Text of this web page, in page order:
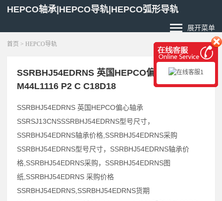
HEPCO轴承|HEPCO导轨|HEPCO弧形导轨
展开菜单
首页 > HEPCO导轨
SSRBHJ54EDRNS 英国HEPCO偏心轴承
M44L1116 P2 C C18D18
SSRBHJ54EDRNS 英国HEPCO偏心轴承
SSRSJ13CNSSSRBHJ54EDRNS型号尺寸，
SSRBHJ54EDRNS轴承价格,SSRBHJ54EDRNS采购
SSRBHJ54EDRNS型号尺寸，SSRBHJ54EDRNS轴承价
格,SSRBHJ54EDRNS采购，SSRBHJ54EDRNS图
纸,SSRBHJ54EDRNS 采购价格
SSRBHJ54EDRNS,SSRBHJ54EDRNS货期